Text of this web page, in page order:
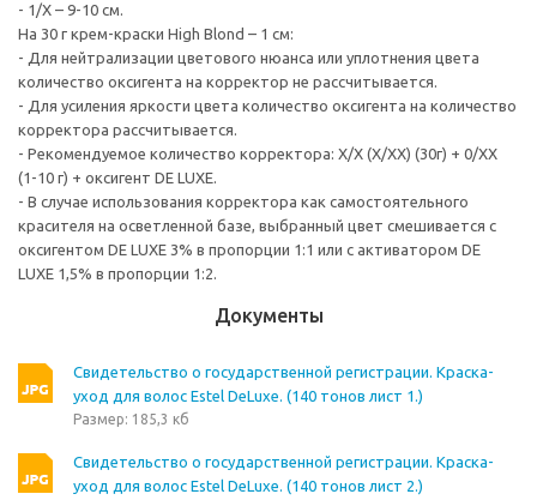
- 1/Х – 9-10 см.
На 30 г крем-краски High Blond – 1 см:
- Для нейтрализации цветового нюанса или уплотнения цвета
количество оксигента на корректор не рассчитывается.
- Для усиления яркости цвета количество оксигента на количество
корректора рассчитывается.
- Рекомендуемое количество корректора: Х/Х (Х/ХХ) (30г) + 0/ХХ
(1-10 г) + оксигент DE LUXE.
- В случае использования корректора как самостоятельного
красителя на осветленной базе, выбранный цвет смешивается с
оксигентом DE LUXE 3% в пропорции 1:1 или с активатором DE
LUXE 1,5% в пропорции 1:2.
Документы
Свидетельство о государственной регистрации. Краска-
уход для волос Estel DeLuxe. (140 тонов лист 1.)
Размер: 185,3 кб
Свидетельство о государственной регистрации. Краска-
уход для волос Estel DeLuxe. (140 тонов лист 2.)